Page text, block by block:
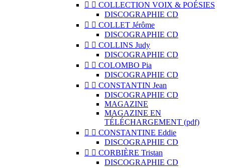
  COLLECTION VOIX & POÉSIES
DISCOGRAPHIE CD
  COLLET Jérôme
DISCOGRAPHIE CD
  COLLINS Judy
DISCOGRAPHIE CD
  COLOMBO Pia
DISCOGRAPHIE CD
  CONSTANTIN Jean
DISCOGRAPHIE CD
MAGAZINE
MAGAZINE EN
TÉLÉCHARGEMENT (pdf)
  CONSTANTINE Eddie
DISCOGRAPHIE CD
  CORBIÈRE Tristan
DISCOGRAPHIE CD